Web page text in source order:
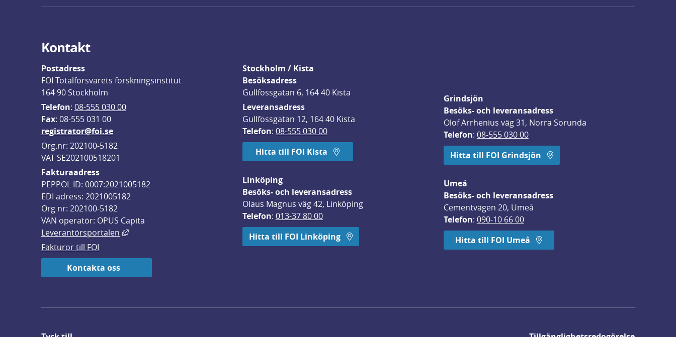
Kontakt
Postadress
FOI Totalförsvarets forskningsinstitut
164 90 Stockholm
Telefon: 08-555 030 00
Fax: 08-555 031 00
registrator@foi.se
Org.nr: 202100-5182
VAT SE202100518201
Fakturaadress
PEPPOL ID: 0007:2021005182
EDI adress: 2021005182
Org nr: 202100-5182
VAN operatör: OPUS Capita
Leverantörsportalen
Länk till annan webbplats, öppnas i nytt fönster.
Fakturor till FOI
Kontakta oss
Stockholm / Kista
Besöksadress
Gullfossgatan 6, 164 40 Kista
Leveransadress
Gullfossgatan 12, 164 40 Kista
Telefon: 08-555 030 00
Hitta till FOI Kista
Linköping
Besöks- och leveransadress
Olaus Magnus väg 42, Linköping
Telefon: 013-37 80 00
Hitta till FOI Linköping
Grindsjön
Besöks- och leveransadress
Olof Arrhenius väg 31, Norra Sorunda
Telefon: 08-555 030 00
Hitta till FOI Grindsjön
Umeå
Besöks- och leveransadress
Cementvägen 20, Umeå
Telefon: 090-10 66 00
Hitta till FOI Umeå